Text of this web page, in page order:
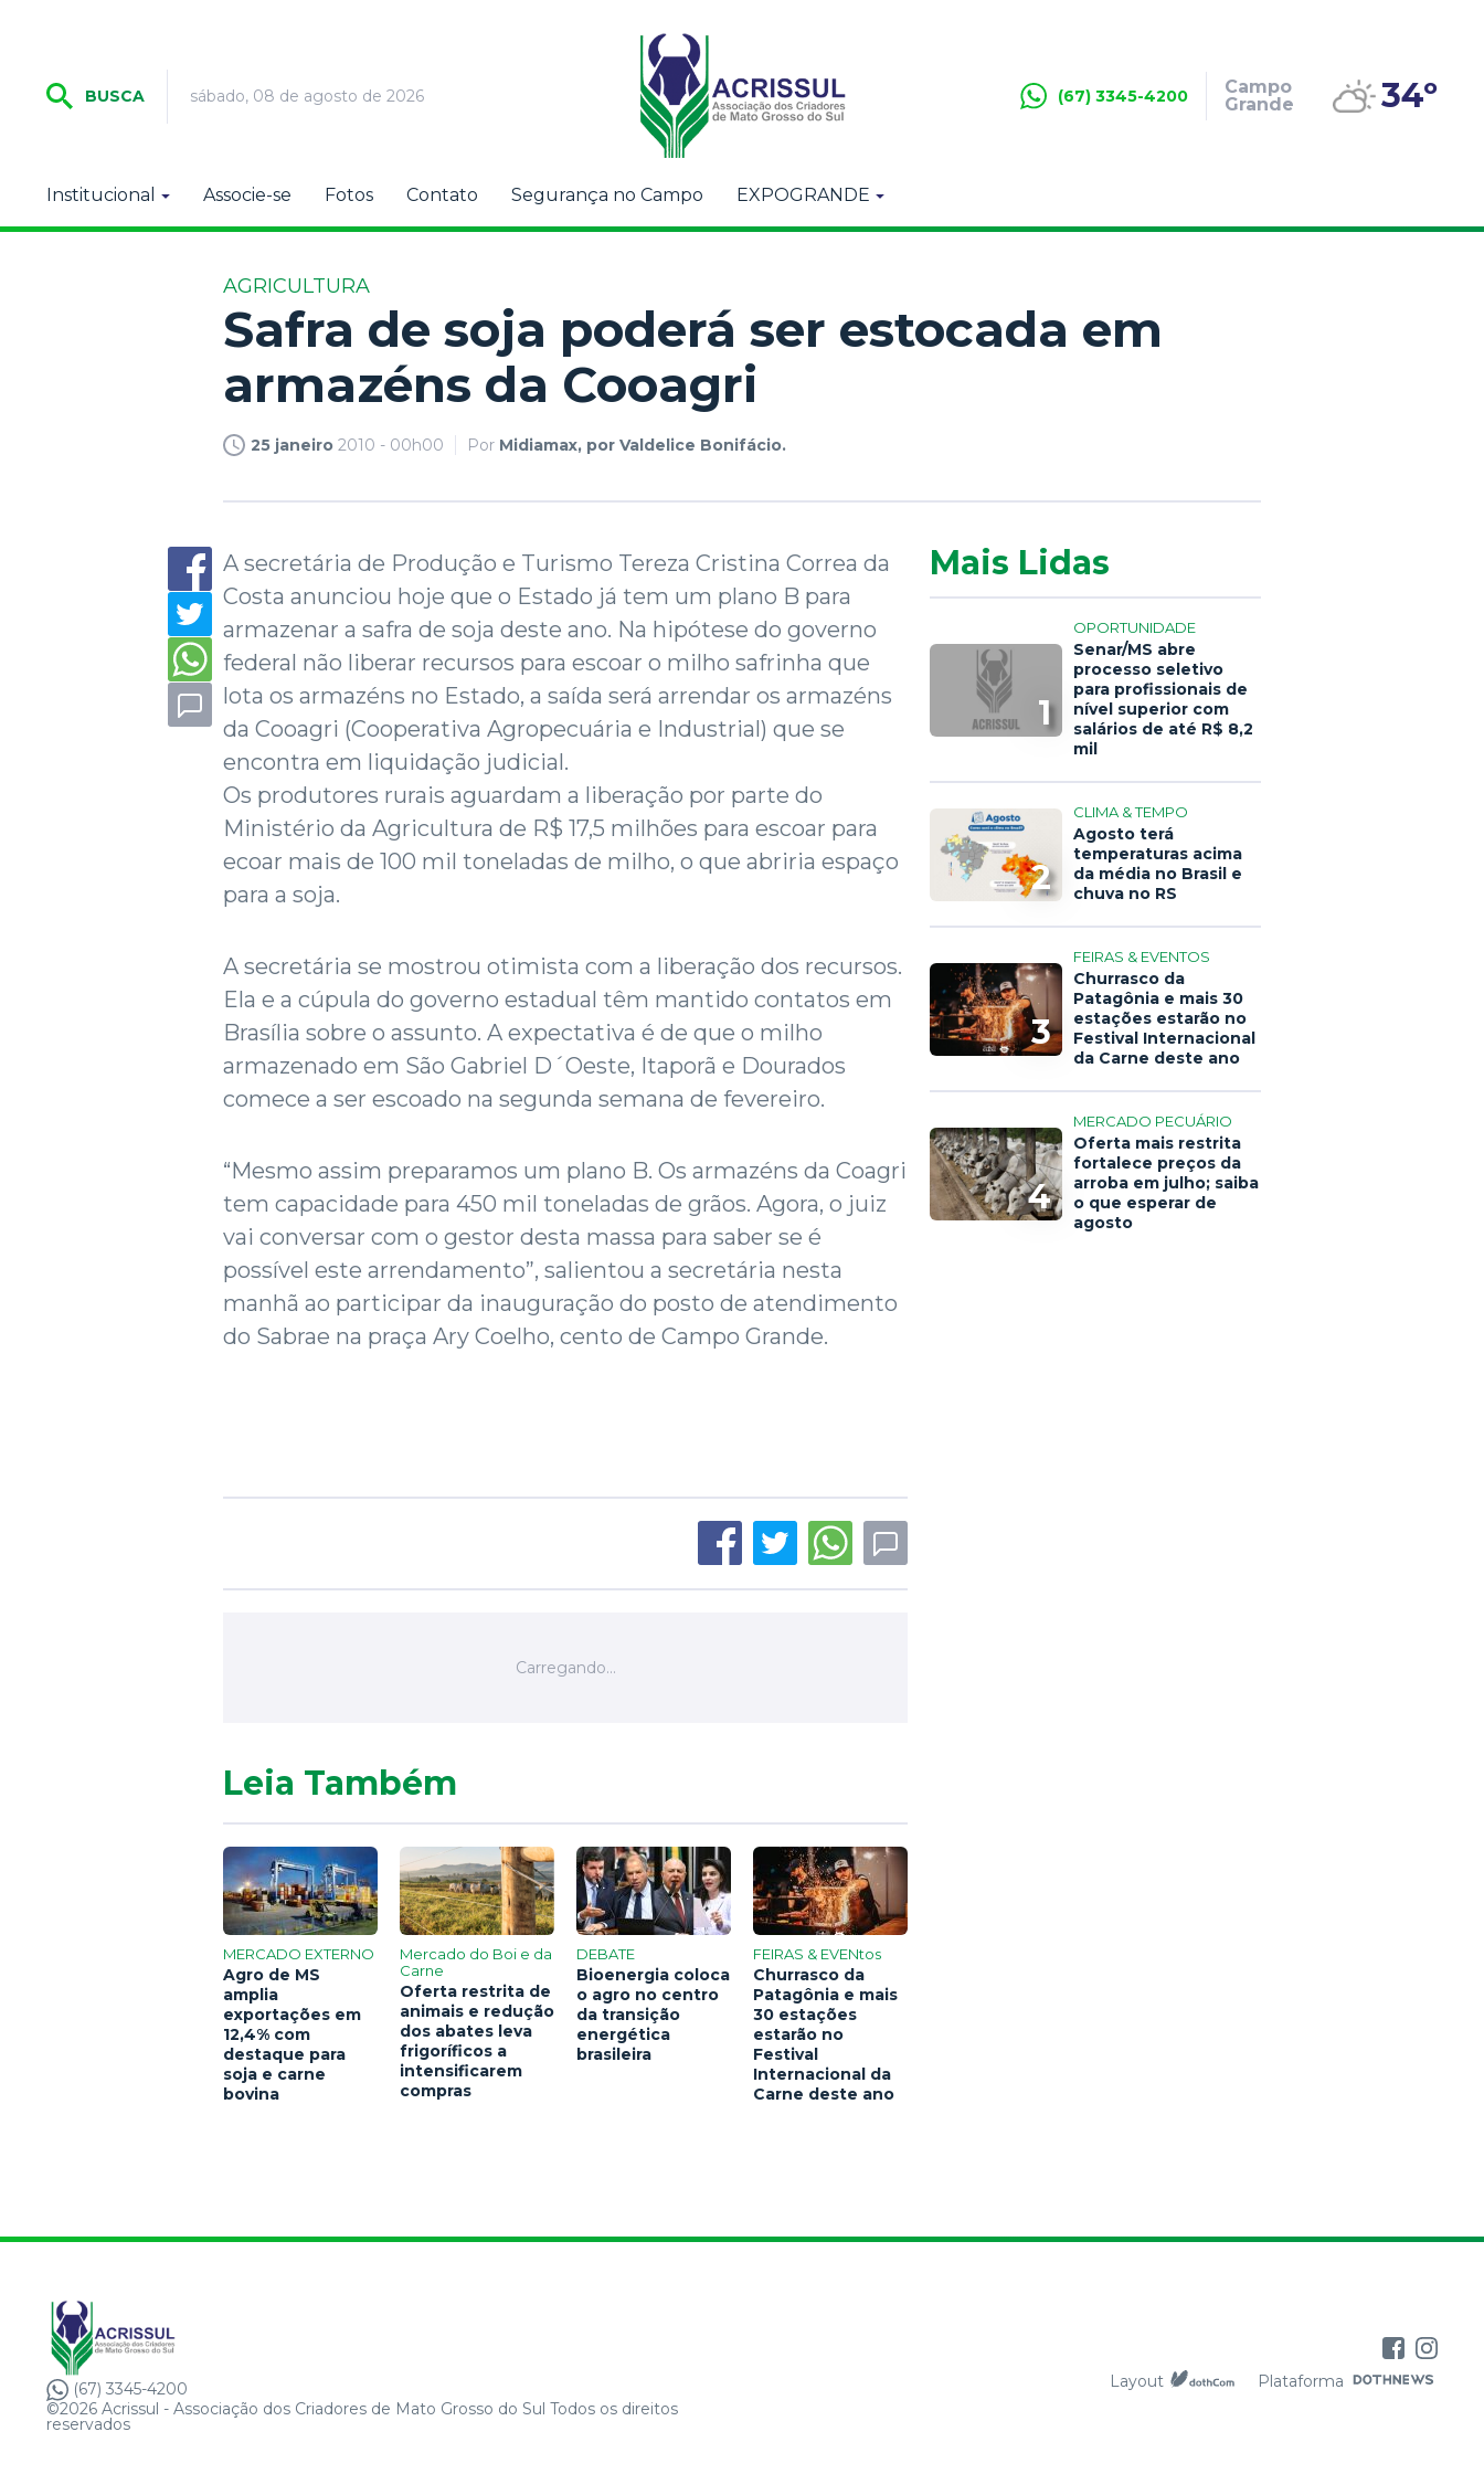
BUSCA sábado, 08 de agosto de 2026 (67) 3345-4200
Campo
Grande
34º
Institucional Associe-se Fotos Contato Segurança no Campo EXPOGRANDE
AGRICULTURA
Safra de soja poderá ser estocada em
armazéns da Cooagri
25 janeiro 2010 - 00h00 Por Midiamax, por Valdelice Bonifácio.
A secretária de Produção e Turismo Tereza Cristina Correa da
Costa anunciou hoje que o Estado já tem um plano B para
armazenar a safra de soja deste ano. Na hipótese do governo
federal não liberar recursos para escoar o milho safrinha que
lota os armazéns no Estado, a saída será arrendar os armazéns
da Cooagri (Cooperativa Agropecuária e Industrial) que se
encontra em liquidação judicial.
Os produtores rurais aguardam a liberação por parte do
Ministério da Agricultura de R$ 17,5 milhões para escoar para
ecoar mais de 100 mil toneladas de milho, o que abriria espaço
para a soja.
A secretária se mostrou otimista com a liberação dos recursos.
Ela e a cúpula do governo estadual têm mantido contatos em
Brasília sobre o assunto. A expectativa é de que o milho
armazenado em São Gabriel D´Oeste, Itaporã e Dourados
comece a ser escoado na segunda semana de fevereiro.
“Mesmo assim preparamos um plano B. Os armazéns da Coagri
tem capacidade para 450 mil toneladas de grãos. Agora, o juiz
vai conversar com o gestor desta massa para saber se é
possível este arrendamento”, salientou a secretária nesta
manhã ao participar da inauguração do posto de atendimento
do Sabrae na praça Ary Coelho, cento de Campo Grande.
Mais Lidas
1
OPORTUNIDADE
Senar/MS abre
processo seletivo
para profissionais de
nível superior com
salários de até R$ 8,2
mil
2
CLIMA & TEMPO
Agosto terá
temperaturas acima
da média no Brasil e
chuva no RS
3
FEIRAS & EVENTOS
Churrasco da
Patagônia e mais 30
estações estarão no
Festival Internacional
da Carne deste ano
4
MERCADO PECUÁRIO
Oferta mais restrita
fortalece preços da
arroba em julho; saiba
o que esperar de
agosto
Leia Também
MERCADO EXTERNO
Agro de MS
amplia
exportações em
12,4% com
destaque para
soja e carne
bovina
Mercado do Boi e da
Carne
Oferta restrita de
animais e redução
dos abates leva
frigoríficos a
intensificarem
compras
DEBATE
Bioenergia coloca
o agro no centro
da transição
energética
brasileira
FEIRAS & EVENtos
Churrasco da
Patagônia e mais
30 estações
estarão no
Festival
Internacional da
Carne deste ano
(67) 3345-4200
©2026 Acrissul - Associação dos Criadores de Mato Grosso do Sul Todos os direitos
reservados
Layout Plataforma